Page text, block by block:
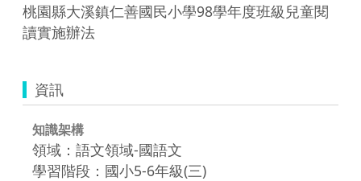
桃園縣大溪鎮仁善國民小學98學年度班級兒童閱
讀實施辦法
資訊
知識架構
領域：語文領域-國語文
學習階段：國小5-6年級(三)